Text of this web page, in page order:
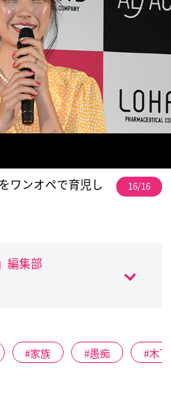
ワンオペで育児し
16/16
編集部
家族 愚痴 木